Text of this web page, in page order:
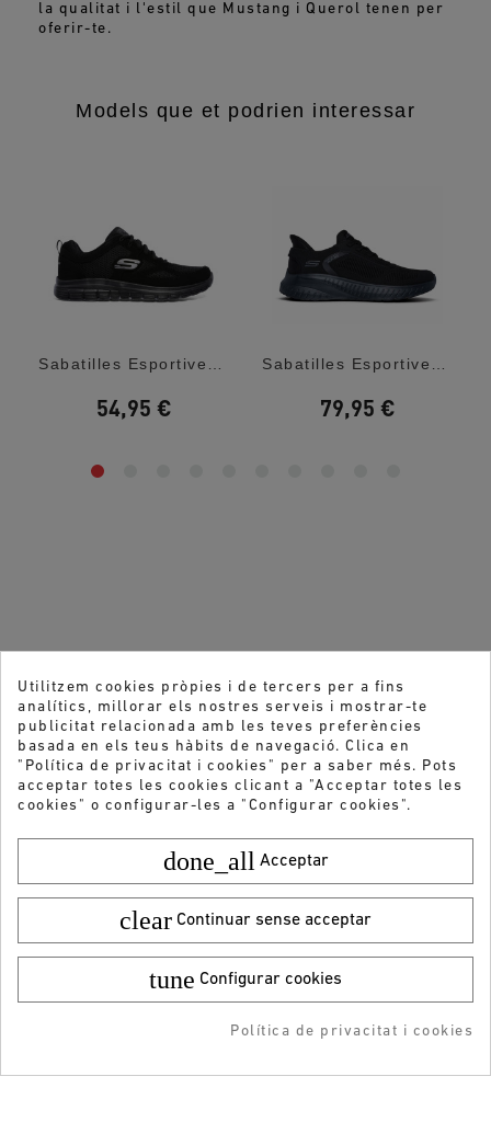
Talla: 41
AFEGIR A LA COMPRA
la qualitat i l'estil que Mustang i Querol tenen per
oferir-te.
Models que et podrien interessar
Sabatilles Esportives Skechers Burns...
54,95 €
Sabatilles Esportives Skechers Slip-Ins:...
79,95 €
Vols rebre les nostres ofertes i novetats?
ENVIAR
-5% DTO + Envío Gratis
Utilitzem cookies pròpies i de tercers per a fins
analítics, millorar els nostres serveis i mostrar-te
publicitat relacionada amb les teves preferències
basada en els teus hàbits de navegació. Clica en
"Política de privacitat i cookies" per a saber més. Pots
acceptar totes les cookies clicant a "Acceptar totes les
cookies" o configurar-les a "Configurar cookies".
done_all Acceptar
clear Continuar sense acceptar
tune Configurar cookies
Política de privacitat i cookies